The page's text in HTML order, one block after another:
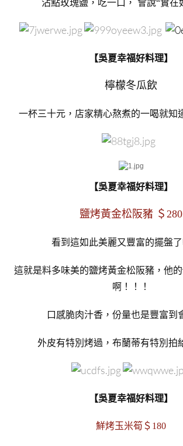
沾點玫瑰鹽，吃一口， 會說“實在
【吳夏幸福好料理】
檸檬冬瓜飲
一杯三十元，店家精心熬煮的一喝就知
【吳夏幸福好料理】
鹽烤黃金松阪豬 ＄280
看到這如此美麗又豐富的擺盤了
這就是料多味美的鹽烤黃金松阪豬，他
啊！！！
口感脆肉汁香，份量也是豐富到
外皮有特別烤過，布蘭蒂有特別拍
【吳夏幸福好料理】
鮮烤玉米筍＄180